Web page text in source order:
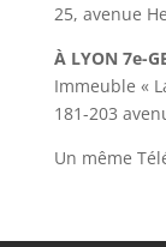
25, avenue
À LYON 7e-
Immeuble «
181-203
Un même